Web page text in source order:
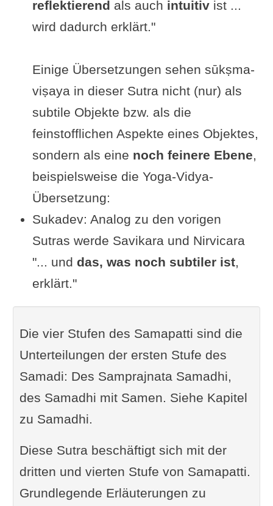
reflektierend als auch intuitivist ...
wird dadurch erklärt."
Einige Übersetzungen sehen sūkṣma-
viṣaya in dieser Sutra nicht (nur) als
subtile Objekte bzw. als die
feinstofflichen Aspekte eines Objektes,
sondern als eine noch feinere Ebene,
beispielsweise die Yoga-Vidya-
Übersetzung:
Sukadev: Analog zu den vorigen
Sutras werde Savikara und Nirvicara
"... und das, was noch subtiler ist,
erklärt."
Die vier Stufen des Samapatti sind die
Unterteilungen der ersten Stufe des
Samadi: Des Samprajnata Samadhi,
des Samadhi mit Samen. Siehe Kapitel
zu Samadhi.
Diese Sutra beschäftigt sich mit der
dritten und vierten Stufe von Samapatti.
Grundlegende Erläuterungen zu